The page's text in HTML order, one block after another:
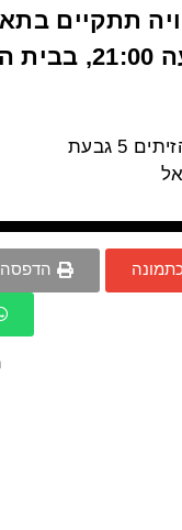
בשעה
יושבים שבעה: הזיתים 5 גבעת
הדפסה